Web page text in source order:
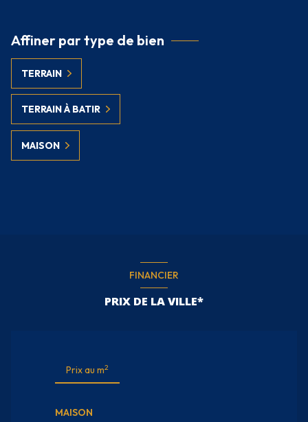
Affiner par type de bien
TERRAIN
TERRAIN À BATIR
MAISON
FINANCIER
PRIX DE LA VILLE*
Prix au m2
MAISON